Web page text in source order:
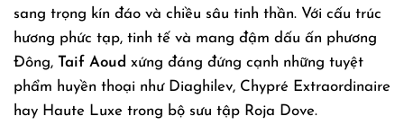
sang trọng kín đáo và chiều sâu tinh thần. Với cấu trúc
hương phức tạp, tinh tế và mang đậm dấu ấn phương
Đông, Taif Aoud xứng đáng đứng cạnh những tuyệt
phẩm huyền thoại như Diaghilev, Chypré Extraordinaire
hay Haute Luxe trong bộ sưu tập Roja Dove.